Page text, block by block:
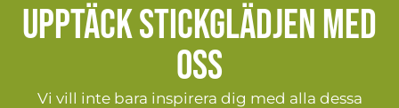
Upptäck stickglädjen med
oss
Vi vill inte bara inspirera dig med alla dessa